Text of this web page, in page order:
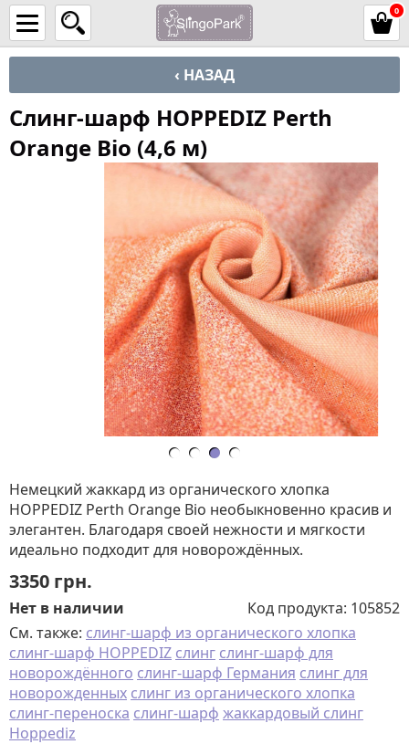
0
‹ НАЗАД
Слинг-шарф HOPPEDIZ Perth
Orange Bio (4,6 м)
Немецкий жаккард из органического хлопка
HOPPEDIZ Perth Orange Bio необыкновенно красив и
элегантен. Благодаря своей нежности и мягкости
идеально подходит для новорождённых.
3350 грн.
Нет в наличии Код продукта: 105852
См. также: слинг-шарф из органического хлопка
слинг-шарф HOPPEDIZ слинг слинг-шарф для
новорождённого слинг-шарф Германия слинг для
новорожденных слинг из органического хлопка
слинг-переноска слинг-шарф жаккардовый слинг
Hoppediz